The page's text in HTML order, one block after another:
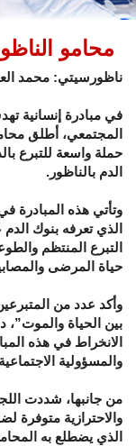
محامو
ناظورسيتي: محمد
في مبادرة إنسانية
حملة واسعة للتبرع
الدم بالناظور.
وتأتي هذه المبادرة
الذي تعرفه بنوك
التبرع المنتظم
حياة المرضى
وأكد عدد من
بين الحياة
الانخراط في هذه
والمسؤولية
من جانبها، شددت
والاحترازية متوفرة
الذي يضطلع به